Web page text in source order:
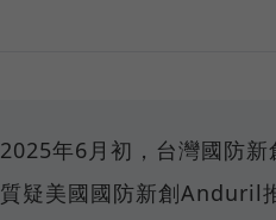
2025年6月初，台灣國防
質疑美國國防新創Anduril